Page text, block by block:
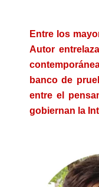
Entre los
Autor
banco de
entre el
gobiernan la